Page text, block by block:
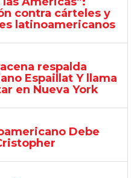
contra cárteles y
latinoamericanos
respalda
Espaillat Y llama
en Nueva York
Debe